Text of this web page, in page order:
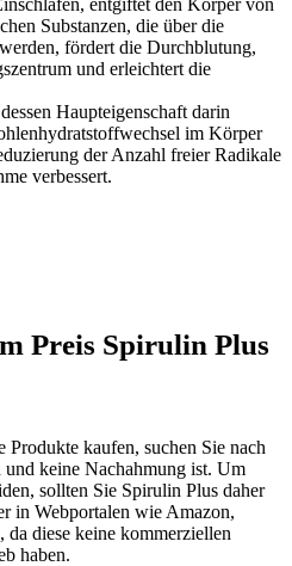
entgiftet den Körper von
Substanzen, die über die
fördert die Durchblutung,
und erleichtert die
Haupteigenschaft darin
im Körper
der Anzahl freier Radikale
verbessert.
​​Preis Spirulin Plus
Produkte kaufen, suchen Sie nach
und keine Nachahmung ist. Um
sollten Sie Spirulin Plus daher
in Webportalen wie Amazon,
diese keine kommerziellen
haben.